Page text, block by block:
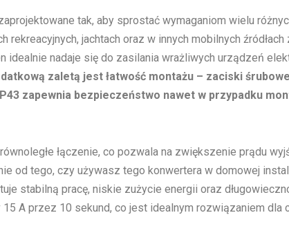
tak, aby sprostać wymaganiom wielu
rekreacyjnych, jachtach oraz w innych mobilnych
idealnie nadaje się do zasilania wrażliwych urządzeń
zaletą jest łatwość montażu – zaciski
zapewnia bezpieczeństwo nawet w przypadku
łączenie, co pozwala na zwiększenie prądu
od tego, czy używasz tego konwertera w domowej
stabilną pracę, niskie zużycie energii oraz
A przez 10 sekund, co jest idealnym rozwiązaniem